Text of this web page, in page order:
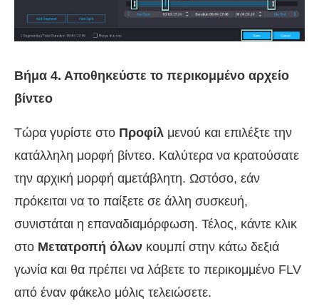
Βήμα 4. Αποθηκεύστε το περικομμένο αρχείο
βίντεο
Τώρα γυρίστε στο Προφίλ μενού και επιλέξτε την
κατάλληλη μορφή βίντεο. Καλύτερα να κρατούσατε
την αρχική μορφή αμετάβλητη. Ωστόσο, εάν
πρόκειται να το παίξετε σε άλλη συσκευή,
συνιστάται η επαναδιαμόρφωση. Τέλος, κάντε κλικ
στο Μετατροπή όλων κουμπί στην κάτω δεξιά
γωνία και θα πρέπει να λάβετε το περικομμένο FLV
από έναν φάκελο μόλις τελειώσετε.